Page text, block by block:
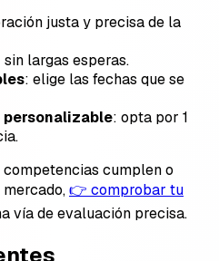
justa y precisa de la
sin largas esperas.
: elige las fechas que se
: opta por 1
cumplen o
👉 comprobar tu
vía de evaluación precisa.